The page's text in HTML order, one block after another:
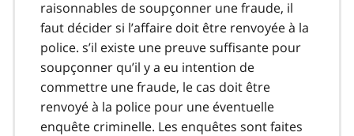
raisonnables de soupçonner une fraude, il
faut décider si l’affaire doit être renvoyée à la
police. s’il existe une preuve suffisante pour
soupçonner qu’il y a eu intention de
commettre une fraude, le cas doit être
renvoyé à la police pour une éventuelle
enquête criminelle. Les enquêtes sont faites